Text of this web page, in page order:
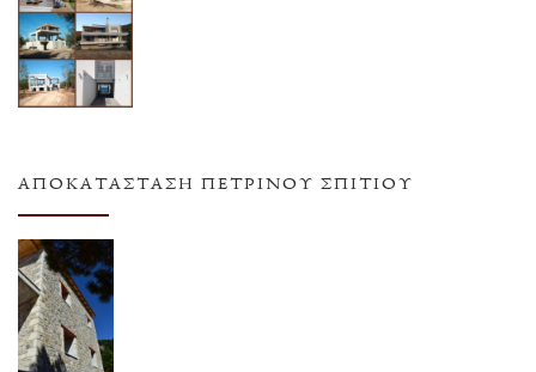
ΑΠΟΚΑΤΆΣΤΑΣΗ ΠΈΤΡΙΝΟΥ ΣΠΙΤΙΟΎ